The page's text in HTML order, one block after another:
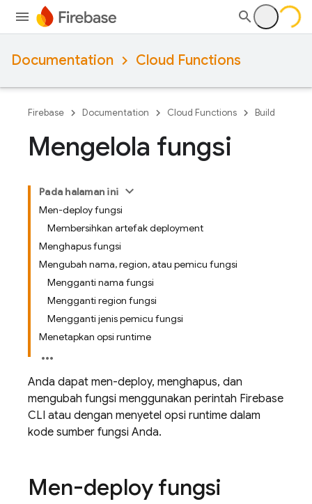
Documentation Cloud Functions
Firebase Documentation Cloud Functions Build
Mengelola fungsi
Pada halaman ini
Men-deploy fungsi
Membersihkan artefak deployment
Menghapus fungsi
Mengubah nama, region, atau pemicu fungsi
Mengganti nama fungsi
Mengganti region fungsi
Mengganti jenis pemicu fungsi
Menetapkan opsi runtime
Anda dapat men-deploy, menghapus, dan
mengubah fungsi menggunakan perintah Firebase
CLI atau dengan menyetel opsi runtime dalam
kode sumber fungsi Anda.
Men-deploy fungsi